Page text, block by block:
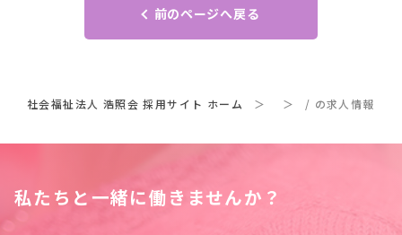
前のページへ戻る
社会福祉法人 浩照会 採用サイト ホーム / の求人情報
私たちと一緒に働きませんか？